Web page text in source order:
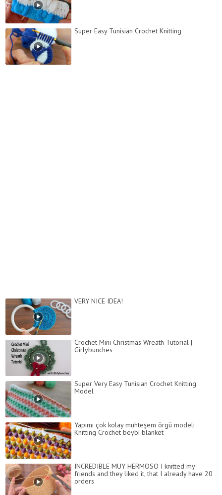
Super Easy Tunisian Crochet Knitting
VERY NICE IDEA!
Crochet Mini Christmas Wreath Tutorial |
Girlybunches
Super Very Easy Tunisian Crochet Knitting
Model
Yapımı çok kolay muhteşem örgü modeli
Knitting Crochet beybi blanket
INCREDIBLE MUY HERMOSO I knitted my
friends and they liked it, that I already have 20
orders